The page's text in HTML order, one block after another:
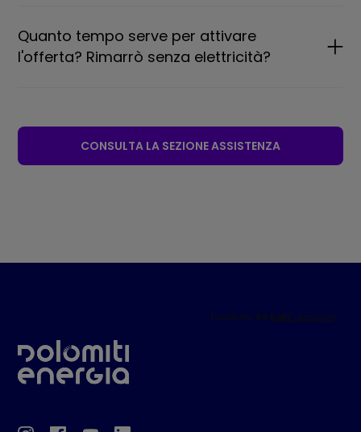
Quanto tempo serve per attivare
l'offerta? Rimarrò senza elettricità?
CONSULTA LA SEZIONE ASSISTENZA